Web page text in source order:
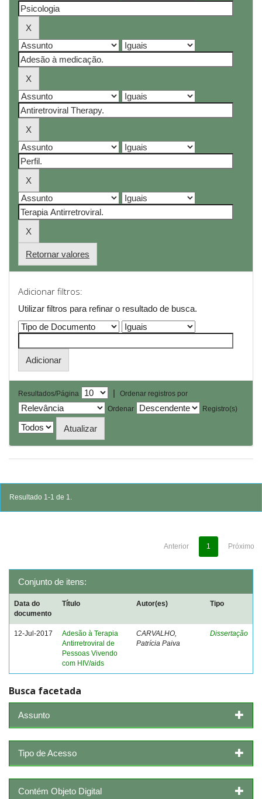
Retornar valores
Adicionar filtros:
Utilizar filtros para refinar o resultado de busca.
Resultados/Página |
Ordenar registros por
Ordenar
Registro(s)
Resultado 1-1 de 1.
Anterior 1 Próximo
Conjunto de itens:
Data do
documento
Título Autor(es) Tipo
12-Jul-2017
Adesão à Terapia
Antirretroviral de
Pessoas Vivendo
com HIV/aids
CARVALHO,
Patrícia Paiva
Dissertação
Busca facetada
Assunto
Tipo de Acesso
Contém Objeto Digital